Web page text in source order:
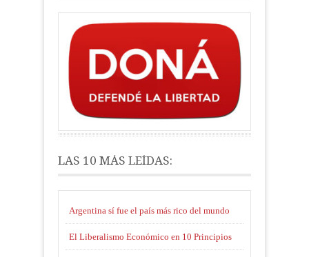
LAS 10 MÁS LEÍDAS:
Argentina sí fue el país más rico del mundo
El Liberalismo Económico en 10 Principios